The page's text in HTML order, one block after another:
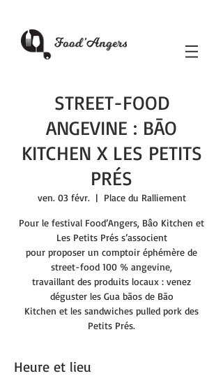
STREET-FOOD
ANGEVINE : BĀO
KITCHEN X LES PETITS
PRÉS
ven. 03 févr.
  |
Place du Ralliement
Pour le festival Food’Angers, Bâo Kitchen et
Les Petits Prés s’associent
pour proposer un comptoir éphémère de
street-food 100 % angevine,
travaillant des produits locaux : venez
déguster les Gua bāos de Bāo
Kitchen et les sandwiches pulled pork des
Petits Prés.
Heure et lieu